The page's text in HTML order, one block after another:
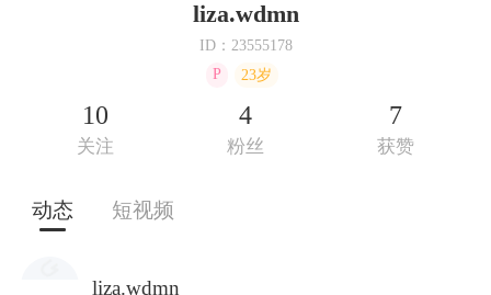
liza.wdmn
ID：23555178
P
23岁
10
关注
4
粉丝
7
获赞
动态 短视频
liza.wdmn